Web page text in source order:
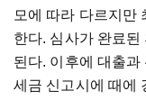
모에 따라 다르지만
한다. 심사가 완료된
된다. 이후에 대출
세금 신고시에 때에